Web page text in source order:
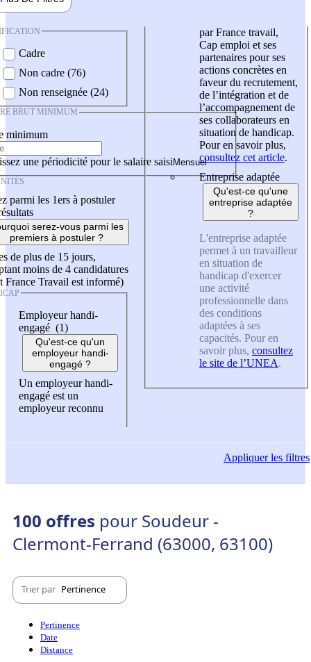
Cadre
Non cadre (76)
Non renseignée (24)
BRUT MINIMUM
minimum
une périodicité pour le salaire saisi
parmi les 1ers à postuler
serez-vous parmi les
premiers à postuler ?
de plus de 15 jours,
moins de 4 candidatures
France Travail est informé)
Employeur handi-
engagé (1)
Qu'est-ce qu'un
employeur handi-
engagé ?
Un employeur handi-
engagé est un
employeur reconnu
par France travail,
Cap emploi et ses
partenaires pour ses
actions concrètes en
faveur du recrutement,
de l’intégration et de
l’accompagnement de
ses collaborateurs en
situation de handicap.
Pour en savoir plus,
consultez cet article.
Entreprise adaptée
Qu'est-ce qu'une
entreprise adaptée
?
L'entreprise adaptée
permet à un travailleur
en situation de
handicap d'exercer
une activité
professionnelle dans
des conditions
adaptées à ses
capacités. Pour en
savoir plus, consultez
le site de l’UNEA.
Appliquerles filtres
100 offres pour Soudeur -
Clermont-Ferrand (63000, 63100)
Trier par Pertinence
Pertinence
Date
Distance